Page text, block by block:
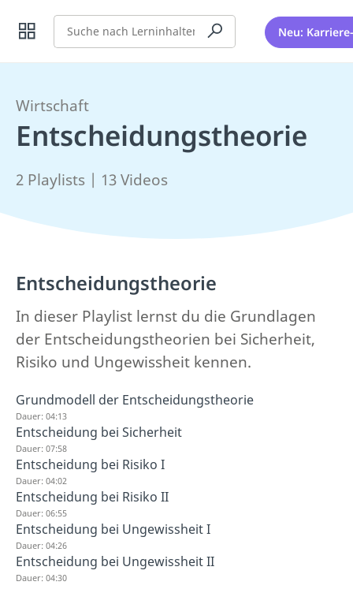
Suche Neu:
Wirtschaft
Entscheidungstheorie
2 Playlists | 13 Videos
Entscheidungstheorie
In dieser Playlist lernst du die Grundlagen
der Entscheidungstheorien bei Sicherheit,
Risiko und Ungewissheit kennen.
Grundmodell der Entscheidungstheorie
Dauer: 04:13
Entscheidung bei Sicherheit
Dauer: 07:58
Entscheidung bei Risiko I
Dauer: 04:02
Entscheidung bei Risiko II
Dauer: 06:55
Entscheidung bei Ungewissheit I
Dauer: 04:26
Entscheidung bei Ungewissheit II
Dauer: 04:30